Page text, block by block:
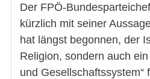
Der FPÖ-
kürzlich mit seiner
hat längst begonnen, der
Religion, sondern auch
und Gesellschaftssystem“